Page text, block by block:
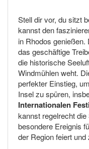
Stell dir vor, du sitzt
kannst den
in Rhodos
das geschäftige
die historische
Windmühlen weht.
perfekter Einstieg,
Insel zu spüren,
Internationalen
kannst regelrecht
besondere Ereignis
der Region feiert